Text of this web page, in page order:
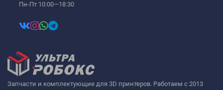
Запчасти и комплектующие для 3D принтеров. Работаем с 2013
Пн-Пт 10:00—18:30